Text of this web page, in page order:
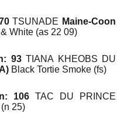
TSUNADE Maine-Coon
White (as 22 09)
93TIANA KHEOBS DU
Black Tortie Smoke (fs)
106 TAC DU PRINCE
25)